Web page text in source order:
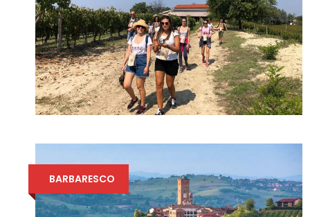
BARBARESCO